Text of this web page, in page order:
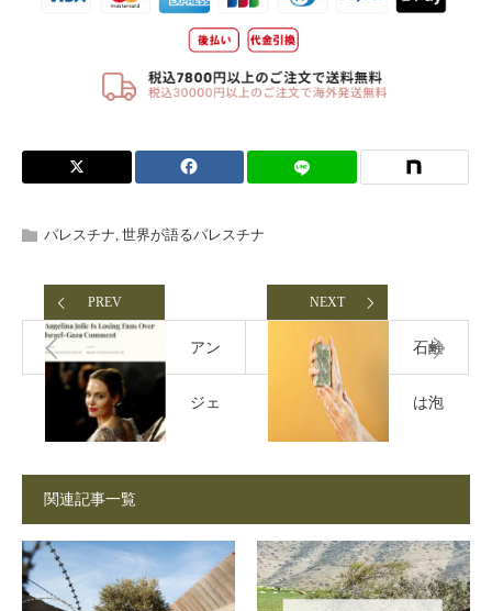
パレスチナ, 世界が語るパレスチナ
PREV
アン
ジェ
ジョ
NEXT
石鹸
は泡
ほう
関連記事一覧